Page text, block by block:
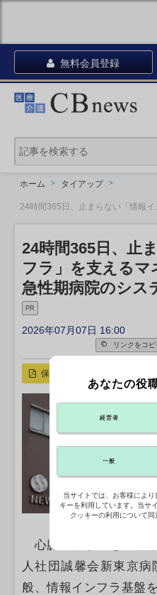
無料会員登録
ホーム タイアップ
24時間365日、止まらない「情報
24時間365日、止
フラ」を支えるマ
急性期病院のシス
PR
2026年07月07日 16:00
リンクをコピ
保存
心臓血管領域を中核
人社団誠馨会新東京
般、情報インフラ基盤
あなたの役
経営者
一般
当サイトでは、お客様によ
キーを利用しています。当サ
クッキーの利用について同